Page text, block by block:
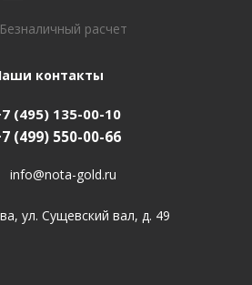
Безналичный расчет
контакты
(495) 135-00-10
(499) 550-00-66
info@nota-gold.ru
ул. Сущевский вал, д. 49